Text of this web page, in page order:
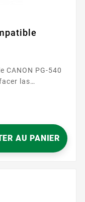
PG-540
las
tanto en casa
que
AU PANIER